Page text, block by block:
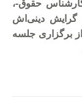
حقوق-،
گرایش دینی‌اش
اطلاعات از برگزاری جلسه